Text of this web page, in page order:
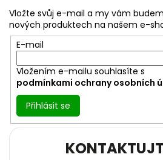
Vložte svůj e-mail a my vám
nových produktech na našem e-
E-mail
Vložením e-mailu souhlasíte s
podmínkami ochrany osobních
Přihlásit se